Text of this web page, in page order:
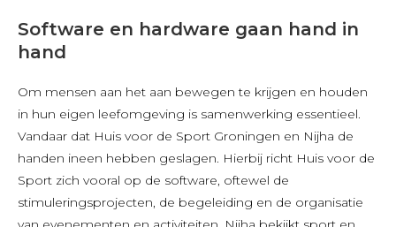
Software en hardware gaan hand in
hand
Om mensen aan het aan bewegen te krijgen en houden
in hun eigen leefomgeving is samenwerking essentieel.
Vandaar dat Huis voor de Sport Groningen en Nijha de
handen ineen hebben geslagen. Hierbij richt Huis voor de
Sport zich vooral op de software, oftewel de
stimuleringsprojecten, de begeleiding en de organisatie